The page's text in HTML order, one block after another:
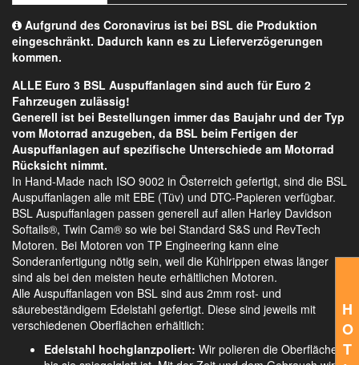
H
O
T
Aufgrund des Coronavirus ist bei BSL die Produktion
eingeschränkt. Dadurch kann es zu Lieferverzögerungen
kommen.
ALLE Euro 3 BSL Auspuffanlagen sind auch für Euro 2
Fahrzeugen zulässig!
Generell ist bei Bestellungen immer das Baujahr und der Typ
vom Motorrad anzugeben, da BSL beim Fertigen der
Auspuffanlagen auf spezifische Unterschiede am Motorrad
Rücksicht nimmt.
In Hand-Made nach ISO 9002 in Österreich gefertigt, sind die BSL
Auspuffanlagen alle mit EBE (Tüv) und DTC-Papieren verfügbar.
BSL Auspuffanlagen passen generell auf allen Harley Davidson
Softails®, Twin Cam® so wie bei Standard S&S und RevTech
Motoren. Bei Motoren von TP Engineering kann eine
Sonderanfertigung nötig sein, weil die Kühlrippen etwas länger
sind als bei den meisten heute erhältlichen Motoren.
Alle Auspuffanlagen von BSL sind aus 2mm rost- und
säurebeständigem Edelstahl gefertigt. Diese sind jeweils mit
verschiedenen Oberflächen erhältlich:
Edelstahl hochglanzpoliert: Wir polieren die Oberfläche,